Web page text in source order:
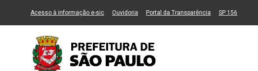
Ir ao Conteúdo Ir para menu principal 2 Ir para busca Ir para rodapé
Acesso à informação e-sic(Link para um novo sítio)
Ouvidoria (Link para um novo sítio)
Portal da Transparência (Link para um
SP 156